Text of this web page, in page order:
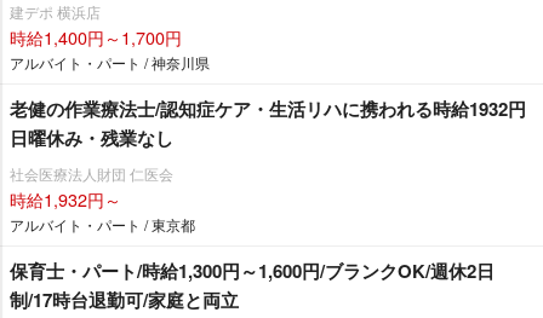
建デポ 横浜店
時給1,400円～1,700円
アルバイト・パート / 神奈川県
老健の作業療法士/認知症ケア・生活リハに携われる時給1932円
日曜休み・残業なし
社会医療法人財団 仁医会
時給1,932円～
アルバイト・パート / 東京都
保育士・パート/時給1,300円～1,600円/ブランクOK/週休2日
制/17時台退勤可/家庭と両立